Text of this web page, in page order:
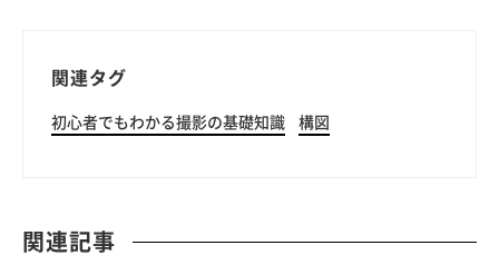
関連タグ
初心者でもわかる撮影の基礎知識 構図
関連記事